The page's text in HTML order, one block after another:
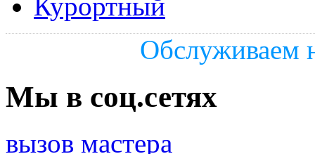
Обслуживаем
Мы в соц.сетях
вызов мастера